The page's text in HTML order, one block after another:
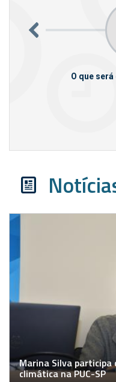
O que
Marina Silva
climática na PUC-SP